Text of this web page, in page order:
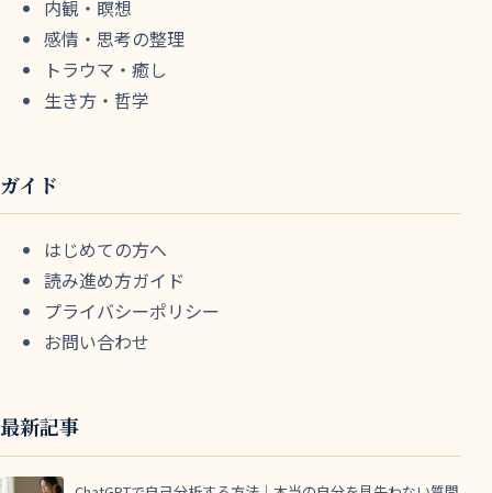
内観・瞑想
感情・思考の整理
トラウマ・癒し
生き方・哲学
ガイド
はじめての方へ
読み進め方ガイド
プライバシーポリシー
お問い合わせ
最新記事